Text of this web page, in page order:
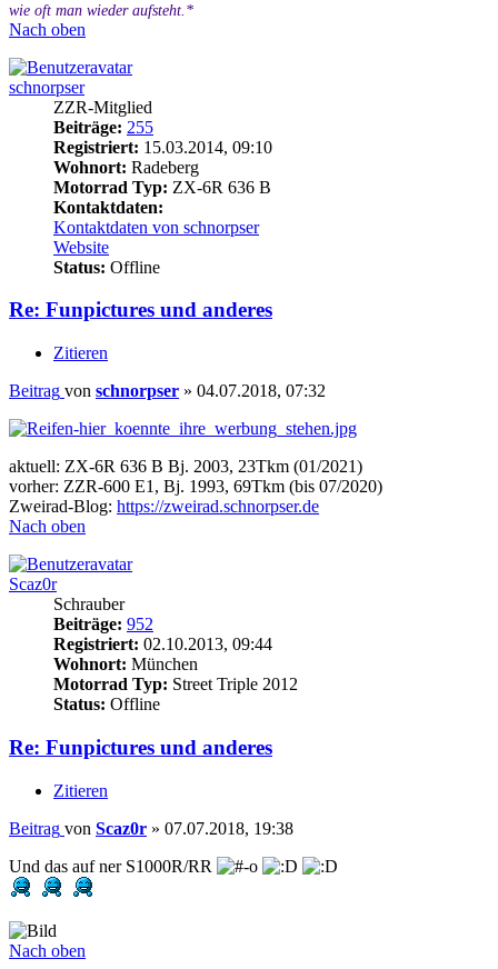
wie oft man wieder aufsteht.*
Nach oben
schnorpser
ZZR-Mitglied
Beiträge: 255
Registriert: 15.03.2014, 09:10
Wohnort: Radeberg
Motorrad Typ: ZX-6R 636 B
Kontaktdaten:
Kontaktdaten von schnorpser
Website
Status: Offline
Re: Funpictures und anderes
Zitieren
Beitrag von schnorpser » 04.07.2018, 07:32
aktuell: ZX-6R 636 B Bj. 2003, 23Tkm (01/2021)
vorher: ZZR-600 E1, Bj. 1993, 69Tkm (bis 07/2020)
Zweirad-Blog: https://zweirad.schnorpser.de
Nach oben
Scaz0r
Schrauber
Beiträge: 952
Registriert: 02.10.2013, 09:44
Wohnort: München
Motorrad Typ: Street Triple 2012
Status: Offline
Re: Funpictures und anderes
Zitieren
Beitrag von Scaz0r » 07.07.2018, 19:38
Und das auf ner S1000R/RR
Nach oben